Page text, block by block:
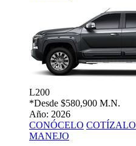
L200
*Desde $580,900 M.N.
Año: 2026
CONÓCELO COTÍZALO
MANEJO